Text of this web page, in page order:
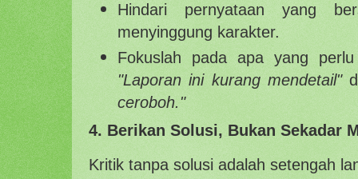
Hindari pernyataan yang
menyinggung karakter.
Fokuslah pada apa yang
"Laporan ini kurang mendetail"
ceroboh."
4. Berikan Solusi, Bukan Sekadar
Kritik tanpa solusi adalah setengah